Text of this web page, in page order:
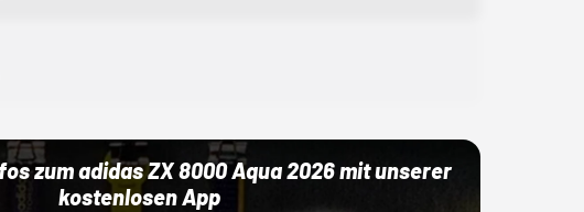
zum adidas ZX 8000 Aqua 2026 mit unserer
kostenlosen App